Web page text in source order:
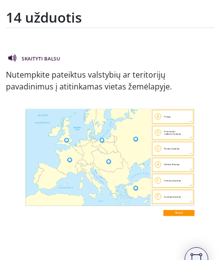
14 užduotis
SKAITYTI BALSU
Nutempkite pateiktus valstybių ar teritorijų
pavadinimus į atitinkamas vietas žemėlapyje.